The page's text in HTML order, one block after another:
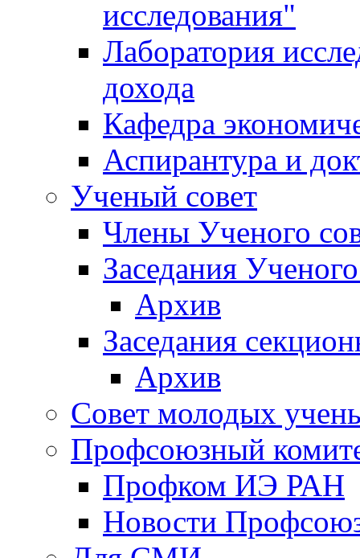
исследования"
Лаборатория
дохода
Кафедра
Аспирантура и
Ученый совет
Члены Ученого
Заседания
Архив
Заседания
Архив
Совет молодых
Профсоюзный
Профком ИЭ РАН
Новости